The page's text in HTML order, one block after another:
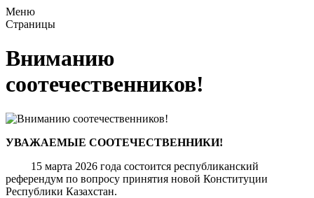
Меню
Страницы
Вниманию
соотечественников!
УВАЖАЕМЫЕ СООТЕЧЕСТВЕННИКИ!
15 марта 2026 года состоится республиканский
референдум по вопросу принятия новой Конституции
Республики Казахстан.